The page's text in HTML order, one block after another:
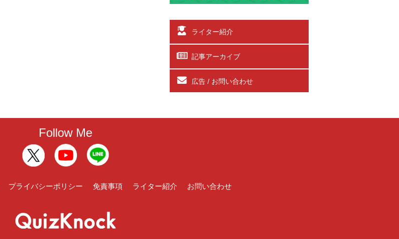
ライター紹介
記事アーカイブ
広告 / お問い合わせ
Follow Me
プライバシーポリシー 免責事項 ライター紹介 お問い合わせ